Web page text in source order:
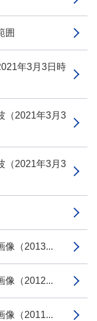
囲
年3月3日時
（2021年3月3
（2021年3月3
像（2013...
像（2012...
像（2011...